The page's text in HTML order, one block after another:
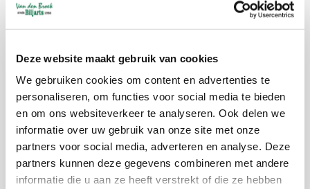
Deze website maakt gebruik van cookies
We gebruiken cookies om content en advertenties te
personaliseren, om functies voor social media te bieden
en om ons websiteverkeer te analyseren. Ook delen we
informatie over uw gebruik van onze site met onze
partners voor social media, adverteren en analyse. Deze
partners kunnen deze gegevens combineren met andere
informatie die u aan ze heeft verstrekt of die ze hebben
slechts een fractie van een seconde. De
resulterende wrijvingstemperatuur tussen
bal en doek kan gemakkelijk 250 ° C (482
° F) bereiken . Dat is waarom Aramith-
ballen de enigen zijn die gemaakt zijn van
echte fenolhars: hun moleculaire structuur
is ontworpen om slijtvast te zijn bij deze